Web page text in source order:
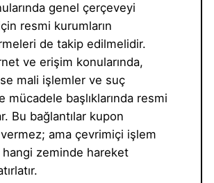
genel çerçeveyi
resmi kurumların
de takip edilmelidir.
ve erişim konularında,
mali işlemler ve suç
mücadele başlıklarında resmi
Bu bağlantılar kupon
ama çevrimiçi işlem
hangi zeminde hareket